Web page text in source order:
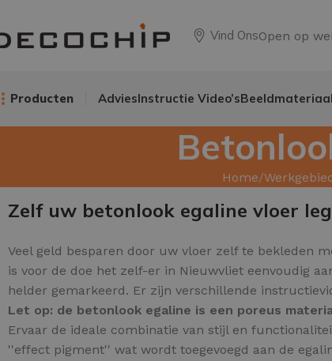
Vind OnsOpen op
Producten AdviesInstructie Video’sBeeldmateriaal
Home
Zelf uw betonlook egaline vloer
Veel geld besparen door uw vloer zelf te bekleden
is voor de doe het zelf-er in Nieuwvliet eenvoudig
helder gemarkeerd. Er zijn verschillende
Let op: de betonlook egaline is een poreus
Ervaar de ideale combinatie van stijl en
''effect pigment'' wat wordt toegevoegd aan de